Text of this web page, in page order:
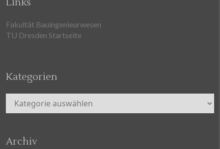
Links
Fakultät Bauingenieurwesen
TU Dresden Startseite
Kategorien
Kategorien
Archiv